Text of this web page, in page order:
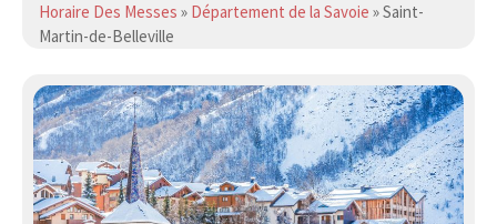
Horaire Des Messes » Département de la Savoie » Saint-
Martin-de-Belleville